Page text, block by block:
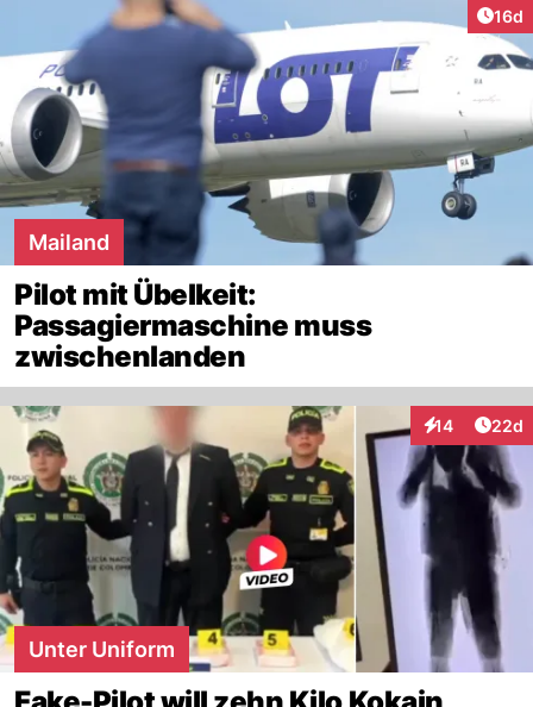
16d
Mailand
Pilot mit Übelkeit:
Passagiermaschine muss
zwischenlanden
14
Interaktionen
22d
Unter Uniform